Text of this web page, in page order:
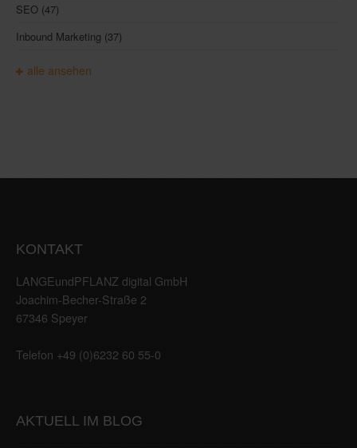
SEO (47)
Inbound Marketing (37)
alle ansehen
KONTAKT
LANGEundPFLANZ digital GmbH
Joachim-Becher-Straße 2
67346 Speyer
Telefon +49 (0)6232 60 55-0
AKTUELL IM BLOG